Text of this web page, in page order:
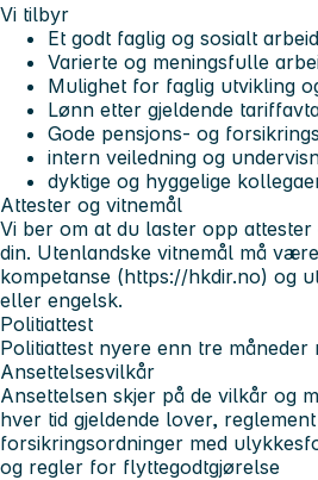
Vi tilbyr
Et godt faglig og sosialt
Varierte og meningsfulle
Mulighet for faglig utvikling
Lønn etter gjeldende
Gode pensjons- og
intern veiledning og
dyktige og hyggelige
Attester og vitnemål
Vi ber om at du laster opp attester
din. Utenlandske vitnemål må
kompetanse (https://hkdir.no) og
eller engelsk.
Politiattest
Politiattest nyere enn tre
Ansettelsesvilkår
Ansettelsen skjer på de vilkår og
hver tid gjeldende lover,
forsikringsordninger med
og regler for flyttegodtgjørelse